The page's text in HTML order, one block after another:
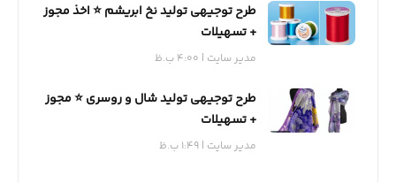
طرح توجیهی تولید نخ ابریشم ⭐️ اخذ مجوز
+ تسهیلات
مدیر سایت 4:00 ب.ظ
طرح توجیهی تولید شال و روسری ⭐️ مجوز
+ تسهیلات
مدیر سایت 1:49 ب.ظ